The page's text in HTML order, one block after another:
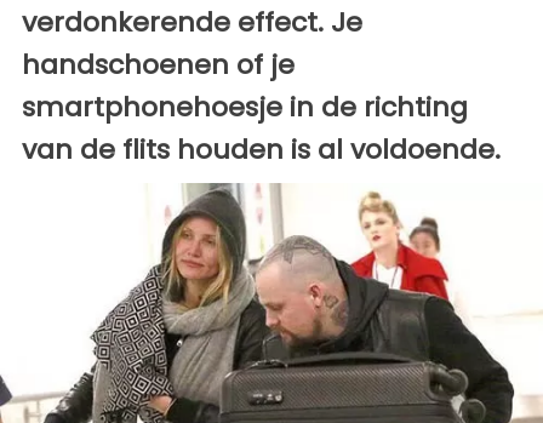
verdonkerende effect. Je
handschoenen of je
smartphonehoesje in de richting
van de flits houden is al voldoende.